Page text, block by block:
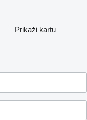
Prikaži kartu